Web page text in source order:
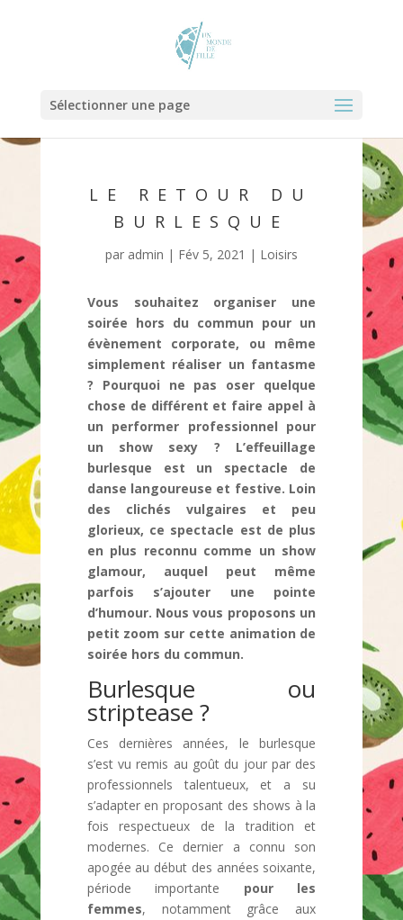
Sélectionner une page
LE RETOUR DU
BURLESQUE
par admin | Fév 5, 2021 | Loisirs
Vous souhaitez organiser une
soirée hors du commun pour un
évènement corporate, ou même
simplement réaliser un fantasme
? Pourquoi ne pas oser quelque
chose de différent et faire appel à
un performer professionnel pour
un show sexy ? L’effeuillage
burlesque est un spectacle de
danse langoureuse et festive. Loin
des clichés vulgaires et peu
glorieux, ce spectacle est de plus
en plus reconnu comme un show
glamour, auquel peut même
parfois s’ajouter une pointe
d’humour. Nous vous proposons un
petit zoom sur cette animation de
soirée hors du commun.
Burlesque ou
striptease ?
Ces dernières années, le burlesque
s’est vu remis au goût du jour par des
professionnels talentueux, et a su
s’adapter en proposant des shows à la
fois respectueux de la tradition et
modernes. Ce dernier a connu son
apogée au début des années soixante,
période importante pour les
femmes, notamment grâce aux